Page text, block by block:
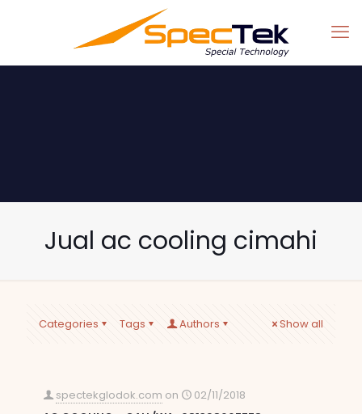
Jual ac cooling cimahi
Categories Tags Authors Show all
spectekglodok.com on
02/11/2018